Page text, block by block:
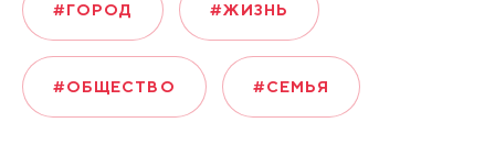
#ГОРОД #ЖИЗНЬ
#ОБЩЕСТВО #СЕМЬЯ